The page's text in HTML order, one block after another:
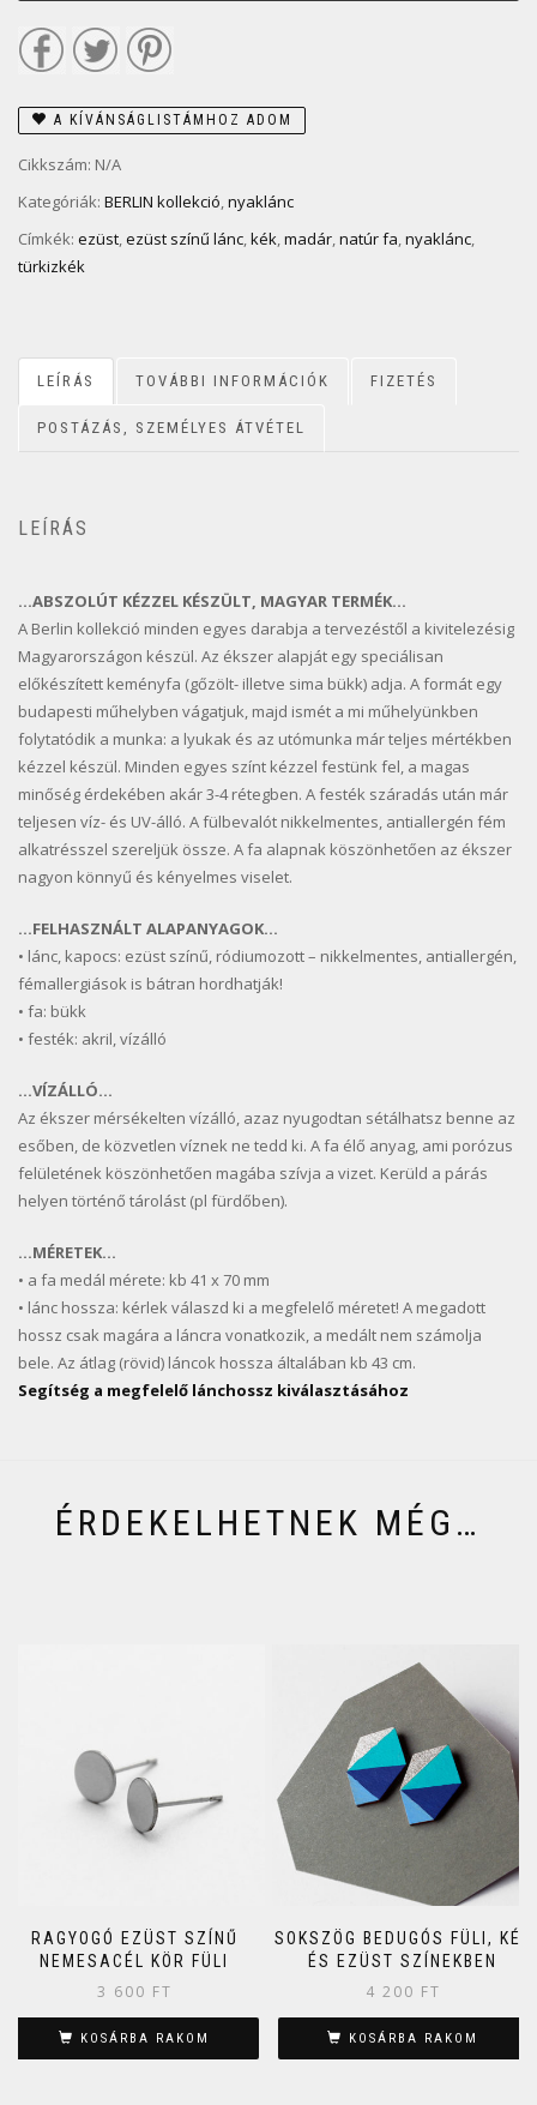
A KÍVÁNSÁGLISTÁMHOZ ADOM
Cikkszám: N/A
Kategóriák: BERLIN kollekció,nyaklánc
Címkék: ezüst,ezüst színű lánc,kék,madár,natúr fa,nyaklánc,
türkizkék
LEÍRÁS TOVÁBBI INFORMÁCIÓK FIZETÉS
POSTÁZÁS, SZEMÉLYES ÁTVÉTEL
LEÍRÁS
…ABSZOLÚT KÉZZEL KÉSZÜLT, MAGYAR TERMÉK…
A Berlin kollekció minden egyes darabja a tervezéstől a kivitelezésig
Magyarországon készül. Az ékszer alapját egy speciálisan
előkészített keményfa (gőzölt- illetve sima bükk) adja. A formát egy
budapesti műhelyben vágatjuk, majd ismét a mi műhelyünkben
folytatódik a munka: a lyukak és az utómunka már teljes mértékben
kézzel készül. Minden egyes színt kézzel festünk fel, a magas
minőség érdekében akár 3-4 rétegben. A festék száradás után már
teljesen víz- és UV-álló. A fülbevalót nikkelmentes, antiallergén fém
alkatrésszel szereljük össze. A fa alapnak köszönhetően az ékszer
nagyon könnyű és kényelmes viselet.
…FELHASZNÁLT ALAPANYAGOK…
• lánc, kapocs: ezüst színű, ródiumozott – nikkelmentes, antiallergén,
fémallergiások is bátran hordhatják!
• fa: bükk
• festék: akril, vízálló
…VÍZÁLLÓ…
Az ékszer mérsékelten vízálló, azaz nyugodtan sétálhatsz benne az
esőben, de közvetlen víznek ne tedd ki. A fa élő anyag, ami porózus
felületének köszönhetően magába szívja a vizet. Kerüld a párás
helyen történő tárolást (pl fürdőben).
…MÉRETEK…
• a fa medál mérete: kb 41 x 70 mm
• lánc hossza: kérlek válaszd ki a megfelelő méretet! A megadott
hossz csak magára a láncra vonatkozik, a medált nem számolja
bele. Az átlag (rövid) láncok hossza általában kb 43 cm.
Segítség a megfelelő lánchossz kiválasztásához
ÉRDEKELHETNEK MÉG…
RAGYOGÓ EZÜST SZÍNŰ
NEMESACÉL KÖR FÜLI
3 600 FT
KOSÁRBA RAKOM
SOKSZÖG BEDUGÓS FÜLI, KÉK
ÉS EZÜST SZÍNEKBEN
4 200 FT
KOSÁRBA RAKOM